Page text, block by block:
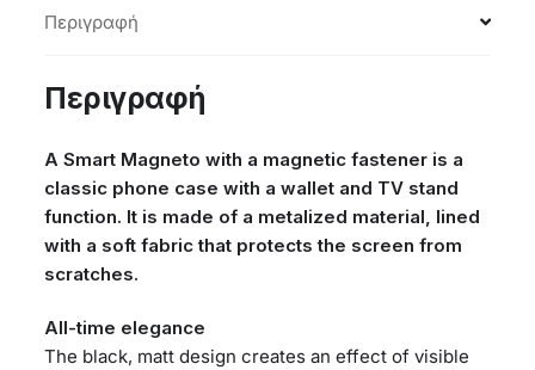
Περιγραφή
Περιγραφή
A Smart Magneto with a magnetic fastener is a
classic phone case with a wallet and TV stand
function. It is made of a metalized material, lined
with a soft fabric that protects the screen from
scratches.
All-time elegance
The black, matt design creates an effect of visible